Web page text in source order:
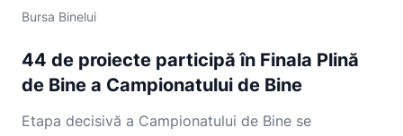
Bursa Binelui
44 de proiecte participă în Finala Plină
de Bine a Campionatului de Bine
Etapa decisivă a Campionatului de Bine se